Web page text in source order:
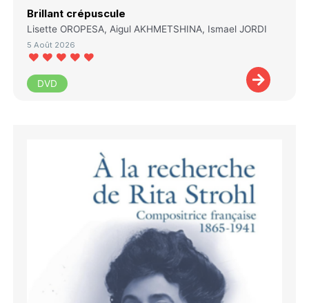
Brillant crépuscule
Lisette OROPESA, Aigul AKHMETSHINA, Ismael JORDI
5 Août 2026
DVD